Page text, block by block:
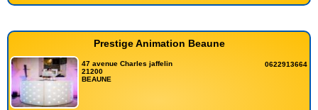
Prestige Animation Beaune
47 avenue Charles jaffelin
21200
BEAUNE
0622913664